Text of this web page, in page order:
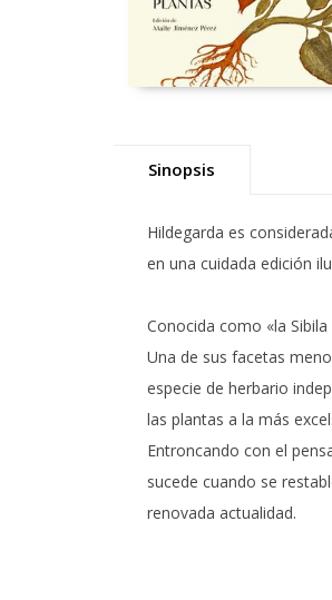
Sinopsis
Hildegarda es
en una cuidada edición
Conocida como «la
Una de sus facetas
especie de herbario
las plantas a la más
Entroncando con el
sucede cuando se
renovada actualidad.